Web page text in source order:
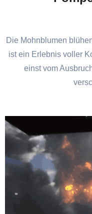
Die Mohnblumen
ist ein Erlebnis voller
einst vom